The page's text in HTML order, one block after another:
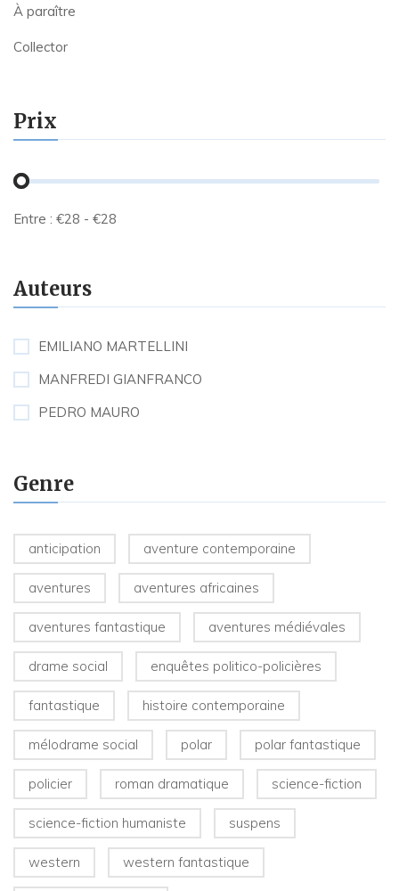
À paraître
Collector
Prix
Entre : €28 - €28
Auteurs
EMILIANO MARTELLINI
MANFREDI GIANFRANCO
PEDRO MAURO
Genre
anticipation aventure contemporaine
aventures aventures africaines
aventures fantastique aventures médiévales
drame social enquêtes politico-policières
fantastique histoire contemporaine
mélodrame social polar polar fantastique
policier roman dramatique science-fiction
science-fiction humaniste suspens
western western fantastique